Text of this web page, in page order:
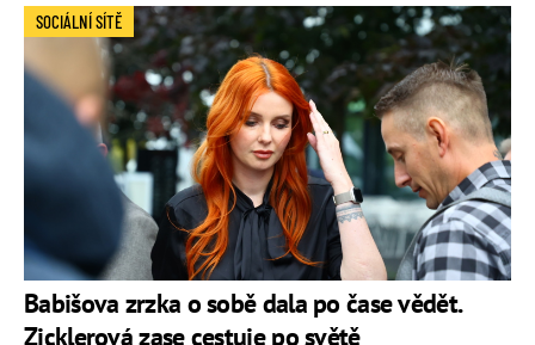
Babišova zrzka o sobě dala po čase vědět.
Zicklerová zase cestuje po světě
SOCIÁLNÍ SÍTĚ